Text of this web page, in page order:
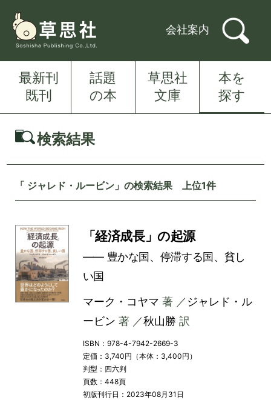
会社案内
最新刊
既刊
話題
の本
草思社
文庫
本を
探す
検索結果
「 ジャレド・ルービン」の検索結果 上位1件
「経済成長」の起源
―― 豊かな国、停滞する国、貧し
い国
マーク・コヤマ 著 ／ ジャレド・ル
ービン 著 ／秋山勝 訳
ISBN：978-4-7942-2669-3
定価：3,740円（本体：3,400円）
判型：四六判
頁数：448頁
初版刊行日：2023年08月31日